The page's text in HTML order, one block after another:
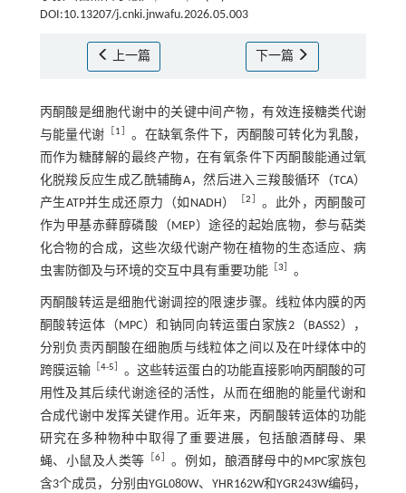
DOI:10.13207/j.cnki.jnwafu.2026.05.003
上一篇 下一篇
丙酮酸是细胞代谢中的关键中间产物，有效连接糖类代谢
与能量代谢
1
。在缺氧条件下，丙酮酸可转化为乳酸，
而作为糖酵解的最终产物，在有氧条件下丙酮酸能通过氧
化脱羧反应生成乙酰辅酶A，然后进入三羧酸循环（TCA）
产生ATP并生成还原力（如NADH）
［2
。此外，丙酮酸可
作为甲基赤藓醇磷酸（MEP）途径的起始底物，参与萜类
化合物的合成，这些次级代谢产物在植物的生态适应、病
虫害防御及与环境的交互中具有重要功能［ 3 。
丙酮酸转运是细胞代谢调控的限速步骤。线粒体内膜的丙
酮酸转运体（MPC）和钠同向转运蛋白家族2（BASS2），
分别负责丙酮酸在细胞质与线粒体之间以及在叶绿体中的
跨膜运输［ 4-5
。这些转运蛋白的功能直接影响丙酮酸的可
用性及其后续代谢途径的活性，从而在细胞的能量代谢和
合成代谢中发挥关键作用。近年来，丙酮酸转运体的功能
研究在多种物种中取得了重要进展，包括酿酒酵母、果
蝇、小鼠及人类等 ［6
。例如，酿酒酵母中的MPC家族包
含3个成员，分别由YGL080W、YHR162W和YGR243W编码，